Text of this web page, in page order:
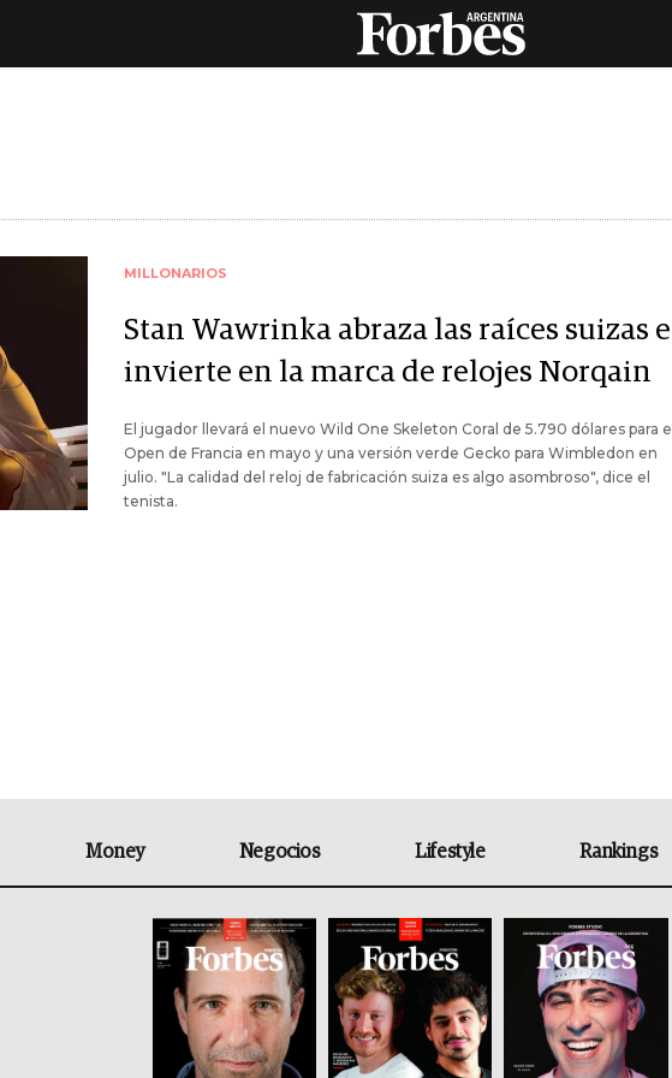
MILLONARIOS
Stan Wawrinka abraza las raíces suizas e
invierte en la marca de relojes Norqain
El jugador llevará el nuevo Wild One Skeleton Coral de 5.790 dólares para el
Open de Francia en mayo y una versión verde Gecko para Wimbledon en
julio. "La calidad del reloj de fabricación suiza es algo asombroso", dice el
tenista.
Money Negocios Lifestyle Rankings